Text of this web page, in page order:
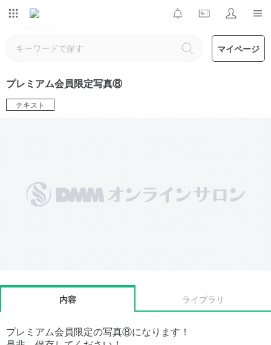
マイページ
プレミアム会員限定写真⑧
テキスト
内容 ライブラリ
プレミアム会員限定の写真⑧になります！